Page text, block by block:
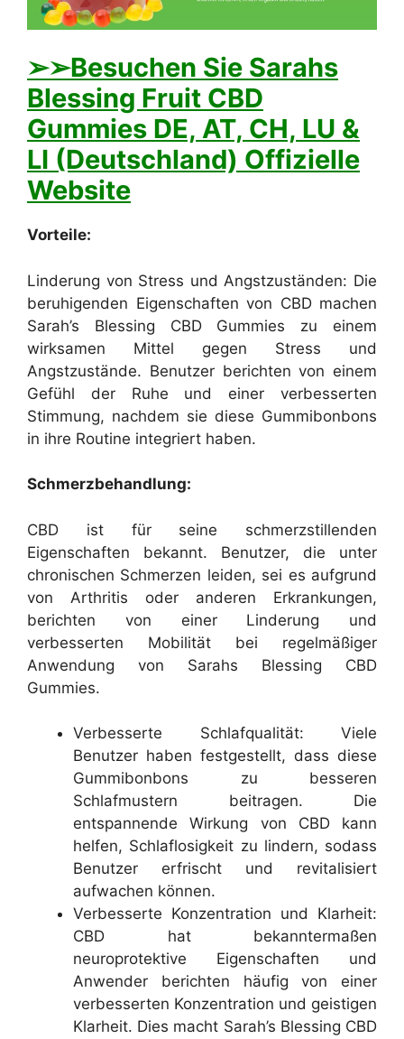
➢➢Besuchen Sie Sarahs
Blessing Fruit CBD
Gummies DE, AT, CH, LU &
LI (Deutschland) Offizielle
Website
Vorteile:
Linderung von Stress und Angstzuständen: Die
beruhigenden Eigenschaften von CBD machen
Sarah’s Blessing CBD Gummies zu einem
wirksamen Mittel gegen Stress und
Angstzustände. Benutzer berichten von einem
Gefühl der Ruhe und einer verbesserten
Stimmung, nachdem sie diese Gummibonbons
in ihre Routine integriert haben.
Schmerzbehandlung:
CBD ist für seine schmerzstillenden
Eigenschaften bekannt. Benutzer, die unter
chronischen Schmerzen leiden, sei es aufgrund
von Arthritis oder anderen Erkrankungen,
berichten von einer Linderung und
verbesserten Mobilität bei regelmäßiger
Anwendung von Sarahs Blessing CBD
Gummies.
Verbesserte Schlafqualität: Viele
Benutzer haben festgestellt, dass diese
Gummibonbons zu besseren
Schlafmustern beitragen. Die
entspannende Wirkung von CBD kann
helfen, Schlaflosigkeit zu lindern, sodass
Benutzer erfrischt und revitalisiert
aufwachen können.
Verbesserte Konzentration und Klarheit:
CBD hat bekanntermaßen
neuroprotektive Eigenschaften und
Anwender berichten häufig von einer
verbesserten Konzentration und geistigen
Klarheit. Dies macht Sarah’s Blessing CBD